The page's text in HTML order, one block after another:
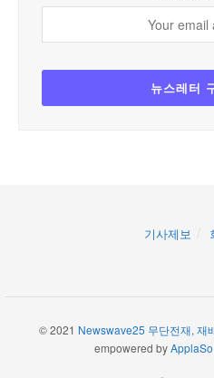
기사제보
© 2021 Newswave25 무단전재, 재
empowered by